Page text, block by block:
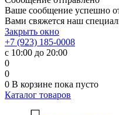
Ваше сообщение успешно
Вами свяжется наш
Закрыть окно
+7 (923) 185-0008
с 10:00 до 20:00
0
0
0 В корзине пока пусто
Каталог товаров